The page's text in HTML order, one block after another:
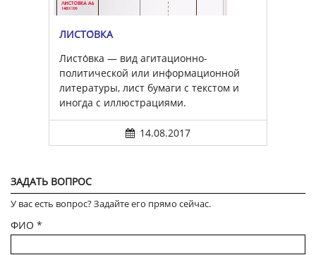
ЛИСТО́ВКА
Листо́вка — вид агитационно-
политической или информационной
литературы, лист бумаги с текстом и
иногда с иллюстрациями.
14.08.2017
ЗАДАТЬ ВОПРОС
У вас есть вопрос? Задайте его прямо сейчас.
ФИО *